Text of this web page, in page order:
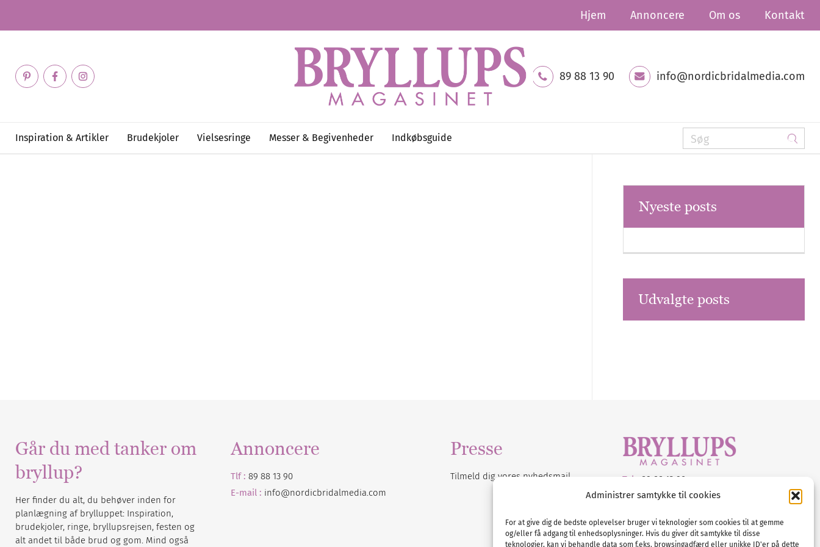
Administrer samtykke til cookies
For at give dig de bedste oplevelser bruger vi teknologier som cookies til at gemme
og/eller få adgang til enhedsoplysninger. Hvis du giver dit samtykke til disse
teknologier, kan vi behandle data som f.eks. browsingadfærd eller unikke ID'er på dette
Hjem Annoncere Om os Kontakt
89 88 13 90 info@nordicbridalmedia.com
Inspiration & Artikler Brudekjoler Vielsesringe Messer & Begivenheder Indkøbsguide
Nyeste posts
Udvalgte posts
Går du med tanker om
bryllup?
Her finder du alt, du behøver inden for
planlægning af brylluppet: Inspiration,
brudekjoler, ringe, bryllupsrejsen, festen og
alt andet til både brud og gom. Mind også
Annoncere
Tlf : 89 88 13 90
E-mail : info@nordicbridalmedia.com
Presse
Tilmeld dig vores nyhedsmail Tel :
89 88 13 90
E-post:info@nordicbridalmedia.com
© All rights reserved.
Org.nr: DK34787271